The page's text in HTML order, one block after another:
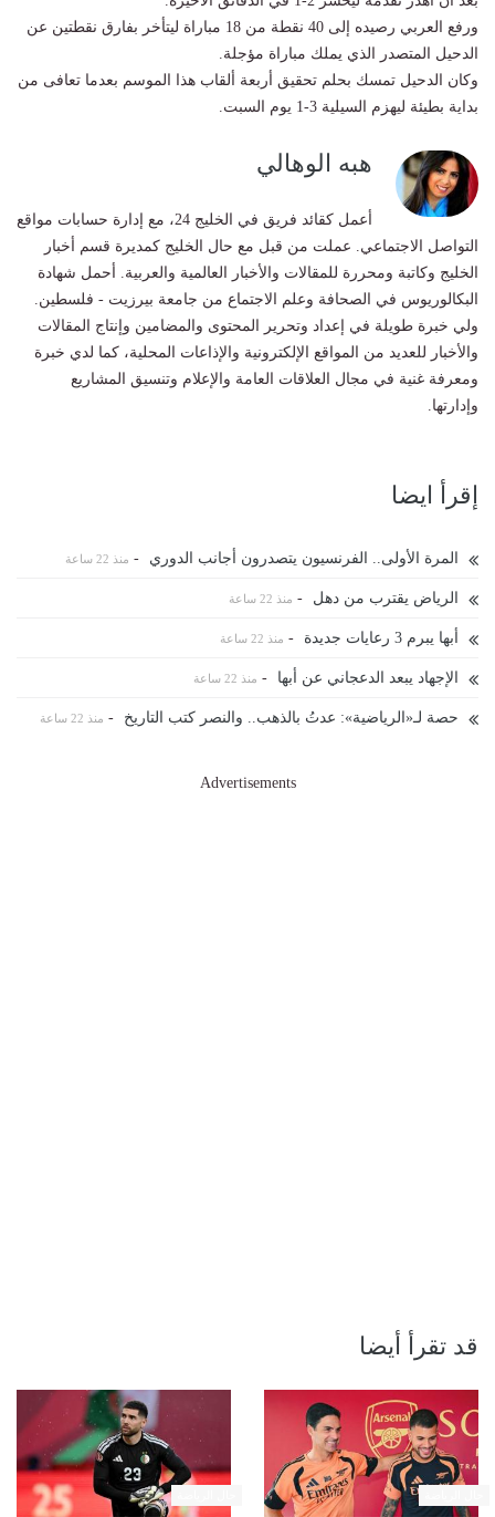
ورفع العربي رصيده إلى 40 نقطة من 18 مباراة ليتأخر بفارق نقطتين عن
الدحيل المتصدر الذي يملك مباراة مؤجلة.
وكان الدحيل تمسك بحلم تحقيق أربعة ألقاب هذا الموسم بعدما تعافى من
بداية بطيئة ليهزم السيلية 3-1 يوم السبت.
هبه الوهالي
أعمل كقائد فريق في الخليج 24، مع إدارة حسابات مواقع
التواصل الاجتماعي. عملت من قبل مع حال الخليج كمديرة قسم أخبار
الخليج وكاتبة ومحررة للمقالات والأخبار العالمية والعربية. أحمل شهادة
البكالوريوس في الصحافة وعلم الاجتماع من جامعة بيرزيت - فلسطين.
ولي خبرة طويلة في إعداد وتحرير المحتوى والمضامين وإنتاج المقالات
والأخبار للعديد من المواقع الإلكترونية والإذاعات المحلية، كما لدي خبرة
ومعرفة غنية في مجال العلاقات العامة والإعلام وتنسيق المشاريع
وإدارتها.
إقرأ ايضا
المرة الأولى.. الفرنسيون يتصدرون أجانب الدوري - منذ 22 ساعة
الرياض يقترب من دهل - منذ 22 ساعة
أبها يبرم 3 رعايات جديدة - منذ 22 ساعة
الإجهاد يبعد الدعجاني عن أبها - منذ 22 ساعة
حصة لـ«الرياضية»: عدتُ بالذهب.. والنصر كتب التاريخ - منذ 22 ساعة
Advertisements
قد تقرأ أيضا